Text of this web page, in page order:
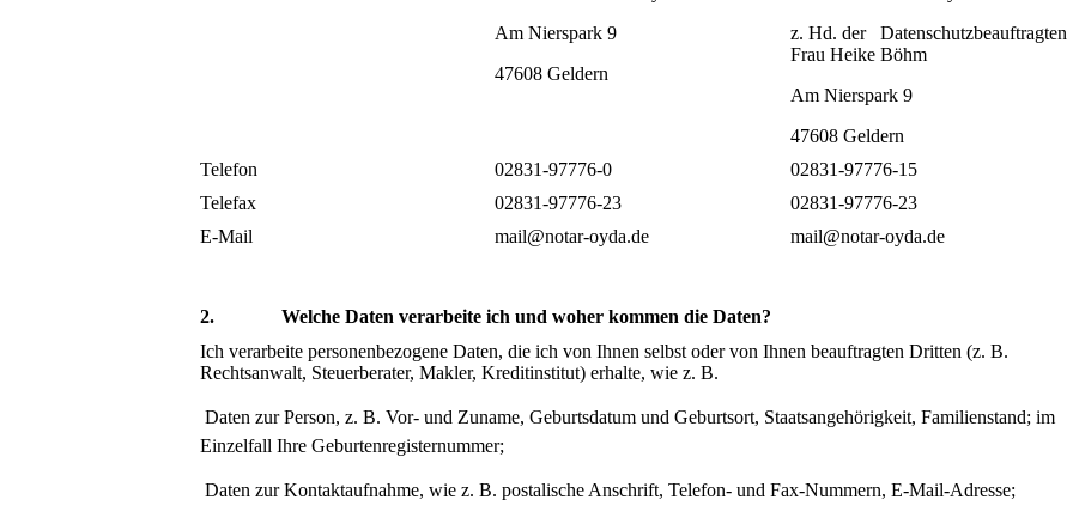
Am Nierspark 9
47608 Geldern
z. Hd. der Datenschutzbeauftragten
Frau Heike Böhm
Am Nierspark 9
47608 Geldern
Telefon
02831-97776-0
02831-97776-15
Telefax
02831-97776-23
02831-97776-23
E-Mail
mail@notar-oyda.de mail@notar-oyda.de
2. Welche Daten verarbeite ich und woher kommen die Daten?
Ich verarbeite personenbezogene Daten, die ich von Ihnen selbst oder von Ihnen beauftragten Dritten (z. B.
Rechtsanwalt, Steuerberater, Makler, Kreditinstitut) erhalte, wie z. B.
Daten zur Person, z. B. Vor- und Zuname, Geburtsdatum und Geburtsort, Staatsangehörigkeit, Familienstand; im
Einzelfall Ihre Geburtenregisternummer;
Daten zur Kontaktaufnahme, wie z. B. postalische Anschrift, Telefon- und Fax-Nummern, E-Mail-Adresse;